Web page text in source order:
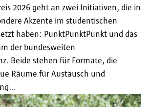
2026 geht an zwei Initiativen, die in
Akzente im studentischen
haben: PunktPunktPunkt und das
der bundesweiten
Beide stehen für Formate, die
Räume für Austausch und